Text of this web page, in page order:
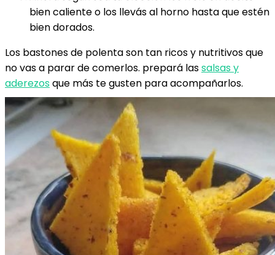
bien caliente o los llevás al horno hasta que estén
bien dorados.
Los bastones de polenta son tan ricos y nutritivos que
no vas a parar de comerlos. prepará lassalsas y
aderezosque más te gusten para acompañarlos.